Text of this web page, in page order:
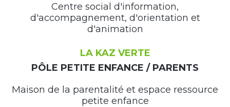
Centre social d'information,
d'accompagnement, d'orientation et
d'animation
LA KAZ VERTE
PÔLE PETITE ENFANCE / PARENTS
Maison de la parentalité et espace ressource
petite enfance